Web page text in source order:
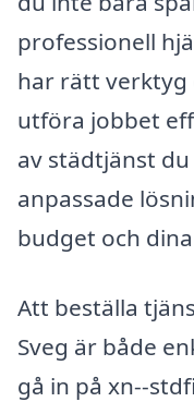
professionell
har rätt
utföra jobbet
av städtjänst
anpassade
budget och
Att beställa
Sveg är både
gå in på xn--